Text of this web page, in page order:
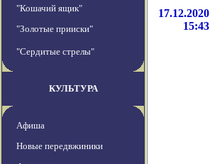
"Кошачий ящик"
"Золотые прииски"
"Сердитые стрелы"
КУЛЬТУРА
Афиша
Новые передвжиники
17.12.2020
15:43